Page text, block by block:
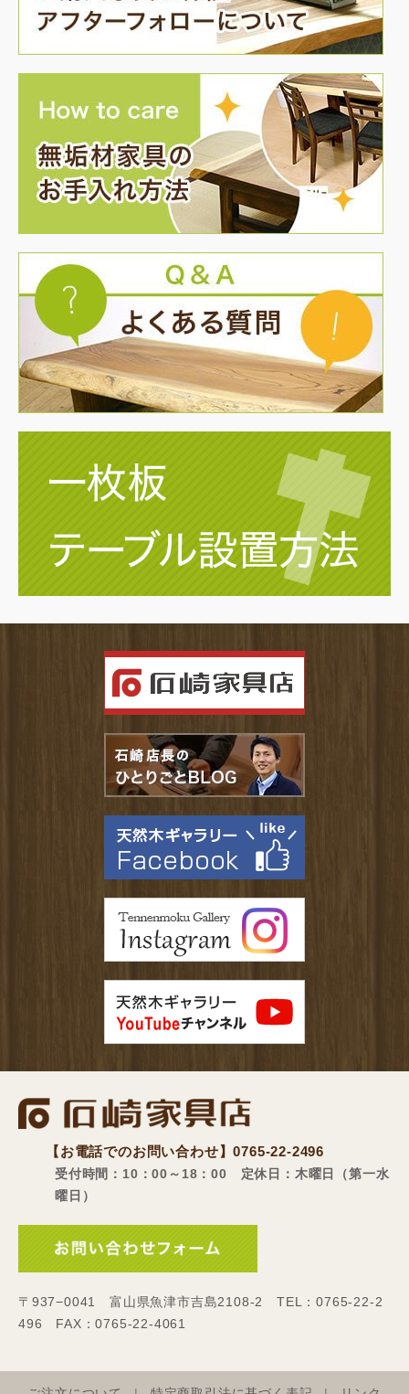
【お電話でのお問い合わせ】0765-22-2496
受付時間：10：00～18：00 定休日：木曜日（第一水
曜日）
〒937−0041 富山県魚津市吉島2108-2 TEL：0765-22-2
496 FAX：0765-22-4061